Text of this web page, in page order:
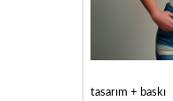
tasarım + baskı